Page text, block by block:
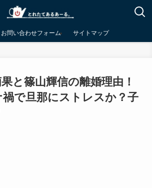
お問い合わせフォーム サイトマップ
と篠山輝信の離婚理由！
禍で旦那にストレスか？子